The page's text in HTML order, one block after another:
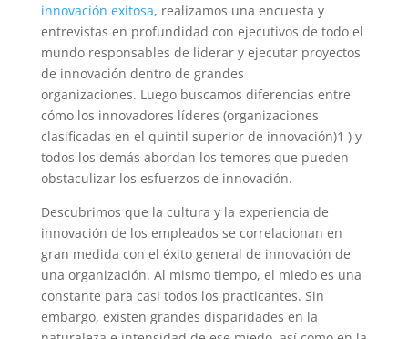
innovación exitosa, realizamos una encuesta y
entrevistas en profundidad con ejecutivos de todo el
mundo responsables de liderar y ejecutar proyectos
de innovación dentro de grandes
organizaciones. Luego buscamos diferencias entre
cómo los innovadores líderes (organizaciones
clasificadas en el quintil superior de innovación)1 ) y
todos los demás abordan los temores que pueden
obstaculizar los esfuerzos de innovación.
Descubrimos que la cultura y la experiencia de
innovación de los empleados se correlacionan en
gran medida con el éxito general de innovación de
una organización. Al mismo tiempo, el miedo es una
constante para casi todos los practicantes. Sin
embargo, existen grandes disparidades en la